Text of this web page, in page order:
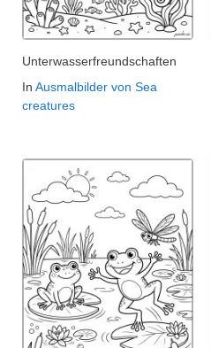
Unterwasserfreundschaften
In Ausmalbilder von Sea
creatures